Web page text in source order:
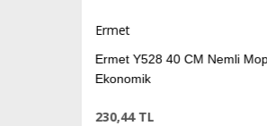
Ermet
Ermet Y528 40 CM Nemli Mop
Ekonomik
230,44 TL